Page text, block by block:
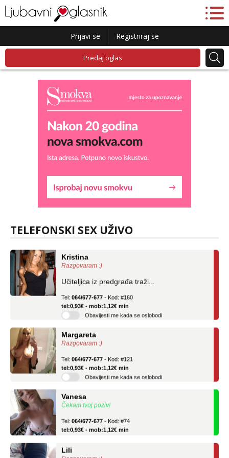
Prijavi se Registriraj se
Predaj oglas
TELEFONSKI SEX UŽIVO
Liliana
tel:0,93€ - mob:1,12€ min
Razgovaram :)
tel:0,93€ - mob:1,12€ min
Obavijesti me kada se oslobodi
Razgovaram :)
tel:0,93€ - mob:1,12€ min
Obavijesti me kada se oslobodi
Čekam tvoj poziv!
tel:0,93€ - mob:1,12€ min
Razgovaram :)